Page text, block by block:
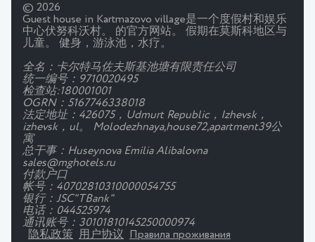
© 2026
Guest house in Kartmazovo village是一个度假村和娱乐
中心伏努科沃村。 的官方网站。 假期在莫斯科地区与
儿童。 健身，游泳池，水疗。
全名：卡尔特马佐夫斯基池塘有限责任公司
统一编号：9710020495
检查站:180001001
OGRN：5167746338018
法定地址：426075，Udmurt Republic，Izhevsk，
izhevsk，ul。 Molodezhnaya,house72,apartment39公
寓
总干事：Huseynova Emilia Alibalovna
sales@mghotels.ru
付款户口
帐号：40702810310000054755
银行：JSC"TBank"
电话：044525974
通讯账号：30101810145250000974
隐私政策
用户协议 Правила проживания